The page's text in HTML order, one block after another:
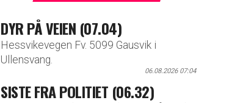
DYR PÅ VEIEN (07.04)
Hessvikevegen Fv. 5099 Gausvik i
Ullensvang.
06.08.2026 07:04
SISTE FRA POLITIET (06.32)